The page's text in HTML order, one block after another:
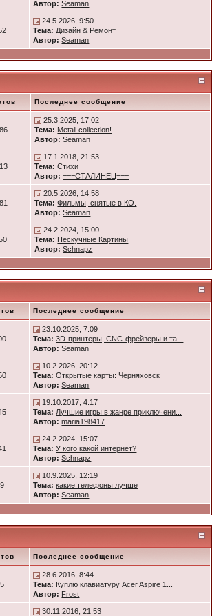
Автор: Seaman
24.5.2026, 9:50
Тема: Дизайн & Ремонт
Автор: Seaman
Последнее сообщение
25.3.2025, 17:02
Тема: Metall collection!
Автор: Seaman
17.1.2018, 21:53
Тема: Стихи
Автор: ===СТАЛИНЕЦ===
20.5.2026, 14:58
Тема: Фильмы, снятые в КО.
Автор: Seaman
24.2.2024, 15:00
Тема: Нескучные Картины
Автор: Schnapz
Последнее сообщение
23.10.2025, 7:09
Тема: 3D-принтеры, CNC-фрейзеры и та...
Автор: Seaman
10.2.2026, 20:12
Тема: Открытые карты: Черняховск
Автор: Seaman
19.10.2017, 4:17
Тема: Лучшие игры в жанре приключени...
Автор: maria198417
24.2.2024, 15:07
Тема: У кого какой интернет?
Автор: Schnapz
10.9.2025, 12:19
Тема: какие телефоны лучше
Автор: Seaman
Последнее сообщение
28.6.2016, 8:44
Тема: Куплю клавиатуру Acer Aspire 1...
Автор: Frost
30.11.2016, 21:53